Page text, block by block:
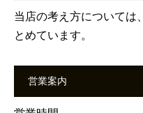
当店の考え方については、
とめています。
営業案内